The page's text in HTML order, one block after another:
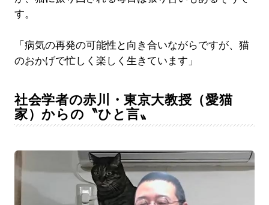
す。
「病気の再発の可能性と向き合いながらですが、猫
のおかげで忙しく楽しく生きています」
社会学者の赤川・東京大教授（愛猫
家）からの〝ひと言〟